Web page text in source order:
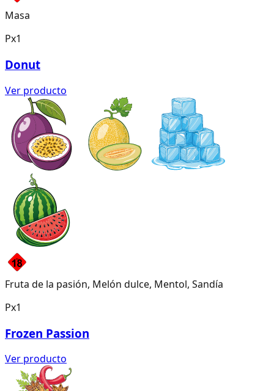
Masa
Px1
Donut
Ver producto
Fruta de la pasión, Melón dulce, Mentol, Sandía
Px1
Frozen Passion
Ver producto